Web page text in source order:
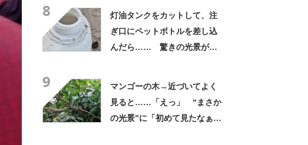
8
灯油タンクをカットして、注
ぎ口にペットボトルを差し込
んだら…… 驚きの光景が
9
マンゴーの木→近づいてよく
見ると……「えっ」 “まさか
の光景”に「初めて見たなぁ」